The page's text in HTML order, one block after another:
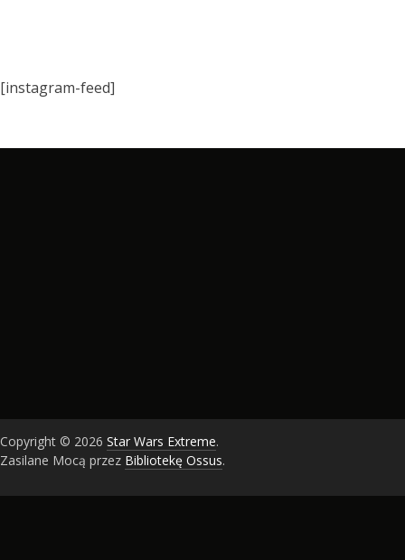
[instagram-feed]
Copyright © 2026 Star Wars Extreme.
Zasilane Mocą przez Bibliotekę Ossus.